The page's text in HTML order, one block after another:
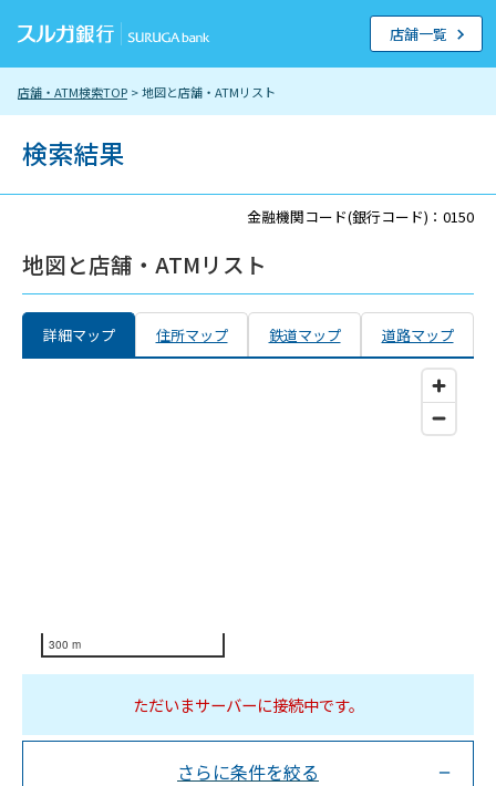
店舗・ATM検索TOP > 地図と店舗・ATMリスト
店舗一覧
検索結果
金融機関コード(銀行コード)：0150
地図と店舗・ATMリスト
詳細マップ 住所マップ 鉄道マップ 道路マップ
300 m
ただいまサーバーに接続中です。
さらに条件を絞る